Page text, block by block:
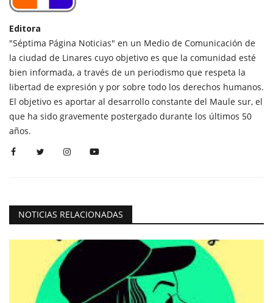
Editora
"Séptima Página Noticias" en un Medio de Comunicación de
la ciudad de Linares cuyo objetivo es que la comunidad esté
bien informada, a través de un periodismo que respeta la
libertad de expresión y por sobre todo los derechos humanos.
El objetivo es aportar al desarrollo constante del Maule sur, el
que ha sido gravemente postergado durante los últimos 50
años.
NOTICIAS RELACIONADAS